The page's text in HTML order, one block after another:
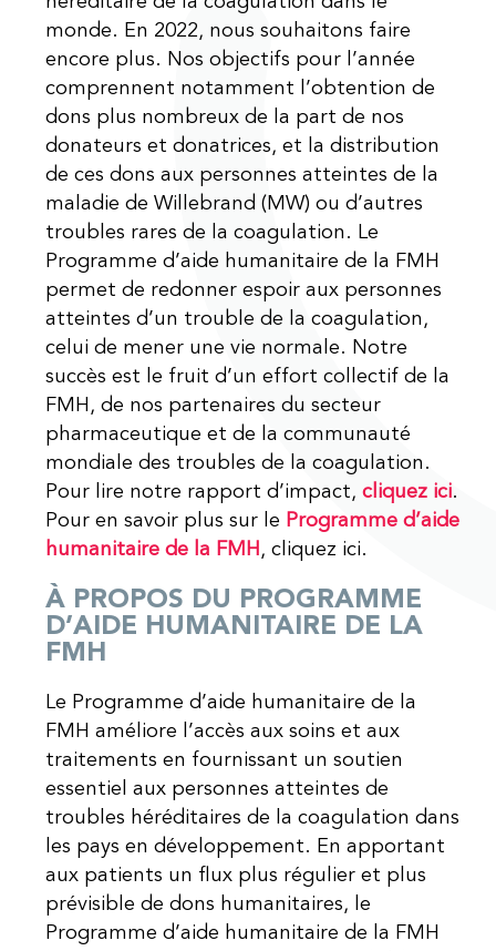
monde. En 2022, nous souhaitons faire
encore plus. Nos objectifs pour l’année
comprennent notamment l’obtention de
dons plus nombreux de la part de nos
donateurs et donatrices, et la distribution
de ces dons aux personnes atteintes de la
maladie de Willebrand (MW) ou d’autres
troubles rares de la coagulation. Le
Programme d’aide humanitaire de la FMH
permet de redonner espoir aux personnes
atteintes d’un trouble de la coagulation,
celui de mener une vie normale. Notre
succès est le fruit d’un effort collectif de la
FMH, de nos partenaires du secteur
pharmaceutique et de la communauté
mondiale des troubles de la coagulation.
Pour lire notre rapport d’impact,cliquez ici.
Pour en savoir plus sur le Programme d’aide
humanitaire de la FMH , cliquez ici.
À PROPOS DU PROGRAMME
D’AIDE HUMANITAIRE DE LA
FMH
Le Programme d’aide humanitaire de la
FMH améliore l’accès aux soins et aux
traitements en fournissant un soutien
essentiel aux personnes atteintes de
troubles héréditaires de la coagulation dans
les pays en développement. En apportant
aux patients un flux plus régulier et plus
prévisible de dons humanitaires, le
Programme d’aide humanitaire de la FMH